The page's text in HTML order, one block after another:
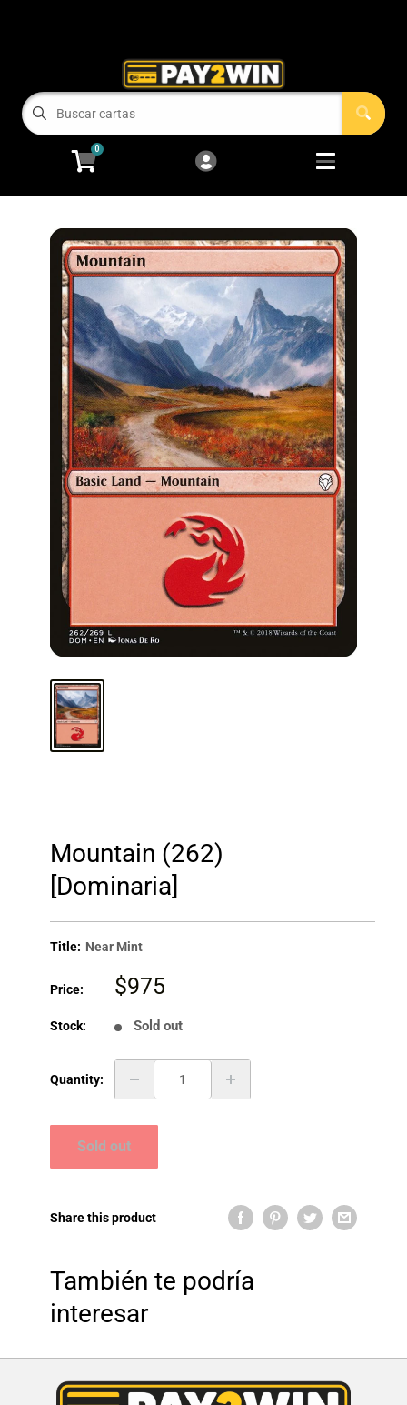
Menu
COMPRAMOS TUS CARTAS!
Magic: The Gathering Open
Pokémon Open
One Piece
Juegos de Mesa
Accesorios
ARMA TU MAZO
0
Mountain (262)
[Dominaria]
Title: Near Mint
Price:
Sale
$975
Stock: Sold out
Quantity:
Sold out
Share this product
También te podría
interesar